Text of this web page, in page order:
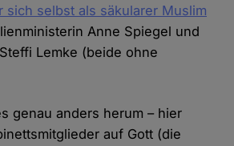
sich selbst als säkularer Muslim
Anne Spiegel und
Lemke (beide ohne
genau anders herum – hier
auf Gott (die